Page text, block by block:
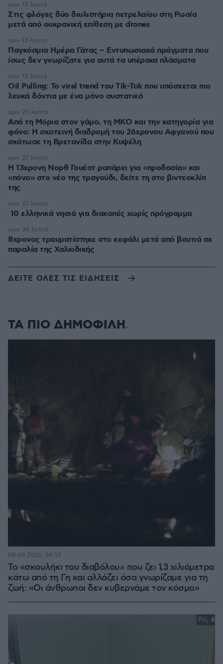
Στις φλόγες δύο διυλιστήρια πετρελαίου στη Ρωσία
μετά από ουκρανική επίθεση με drones
πριν 13 λεπτά
Παγκόσμια Ημέρα Γάτας – Εντυπωσιακά πράγματα που
ίσως δεν γνωρίζατε για αυτά τα υπέροχα πλάσματα
πριν 13 λεπτά
Oil Pulling: To viral trend του Tik-Tok που υπόσχεται πιο
λευκά δόντια με ένα μόνο συστατικό
πριν 13 λεπτά
Από τη Μόρια στον γάμο, τη ΜΚΟ και την κατηγορία για
φόνο: Η σκοτεινή διαδρομή του 26χρονου Αφγανού που
σκότωσε τη Βρετανίδα στην Κυψέλη
πριν 25 λεπτά
Η 13χρονη Νορθ Γουέστ ραπάρει για «προδοσία» και
«πόνο» στο νέο της τραγούδι, δείτε τη στο βιντεοκλίπ
της
πριν 27 λεπτά
10 ελληνικά νησιά για διακοπές χωρίς πρόγραμμα
πριν 27 λεπτά
8χρονος τραυματίστηκε στο κεφάλι μετά από βουτιά σε
παραλία της Χαλκιδικής
πριν 38 λεπτά
ΔΕΙΤΕ ΟΛΕΣ ΤΙΣ ΕΙΔΗΣΕΙΣ
ΤΑ ΠΙΟ ΔΗΜΟΦΙΛΗ
Το «σκουλήκι του διαβόλου» που ζει 1,3 χιλιόμετρα
κάτω από τη Γη και αλλάζει όσα γνωρίζαμε για τη
ζωή: «Οι άνθρωποι δεν κυβερνάμε τον κόσμο»
08.08.2026, 08:57